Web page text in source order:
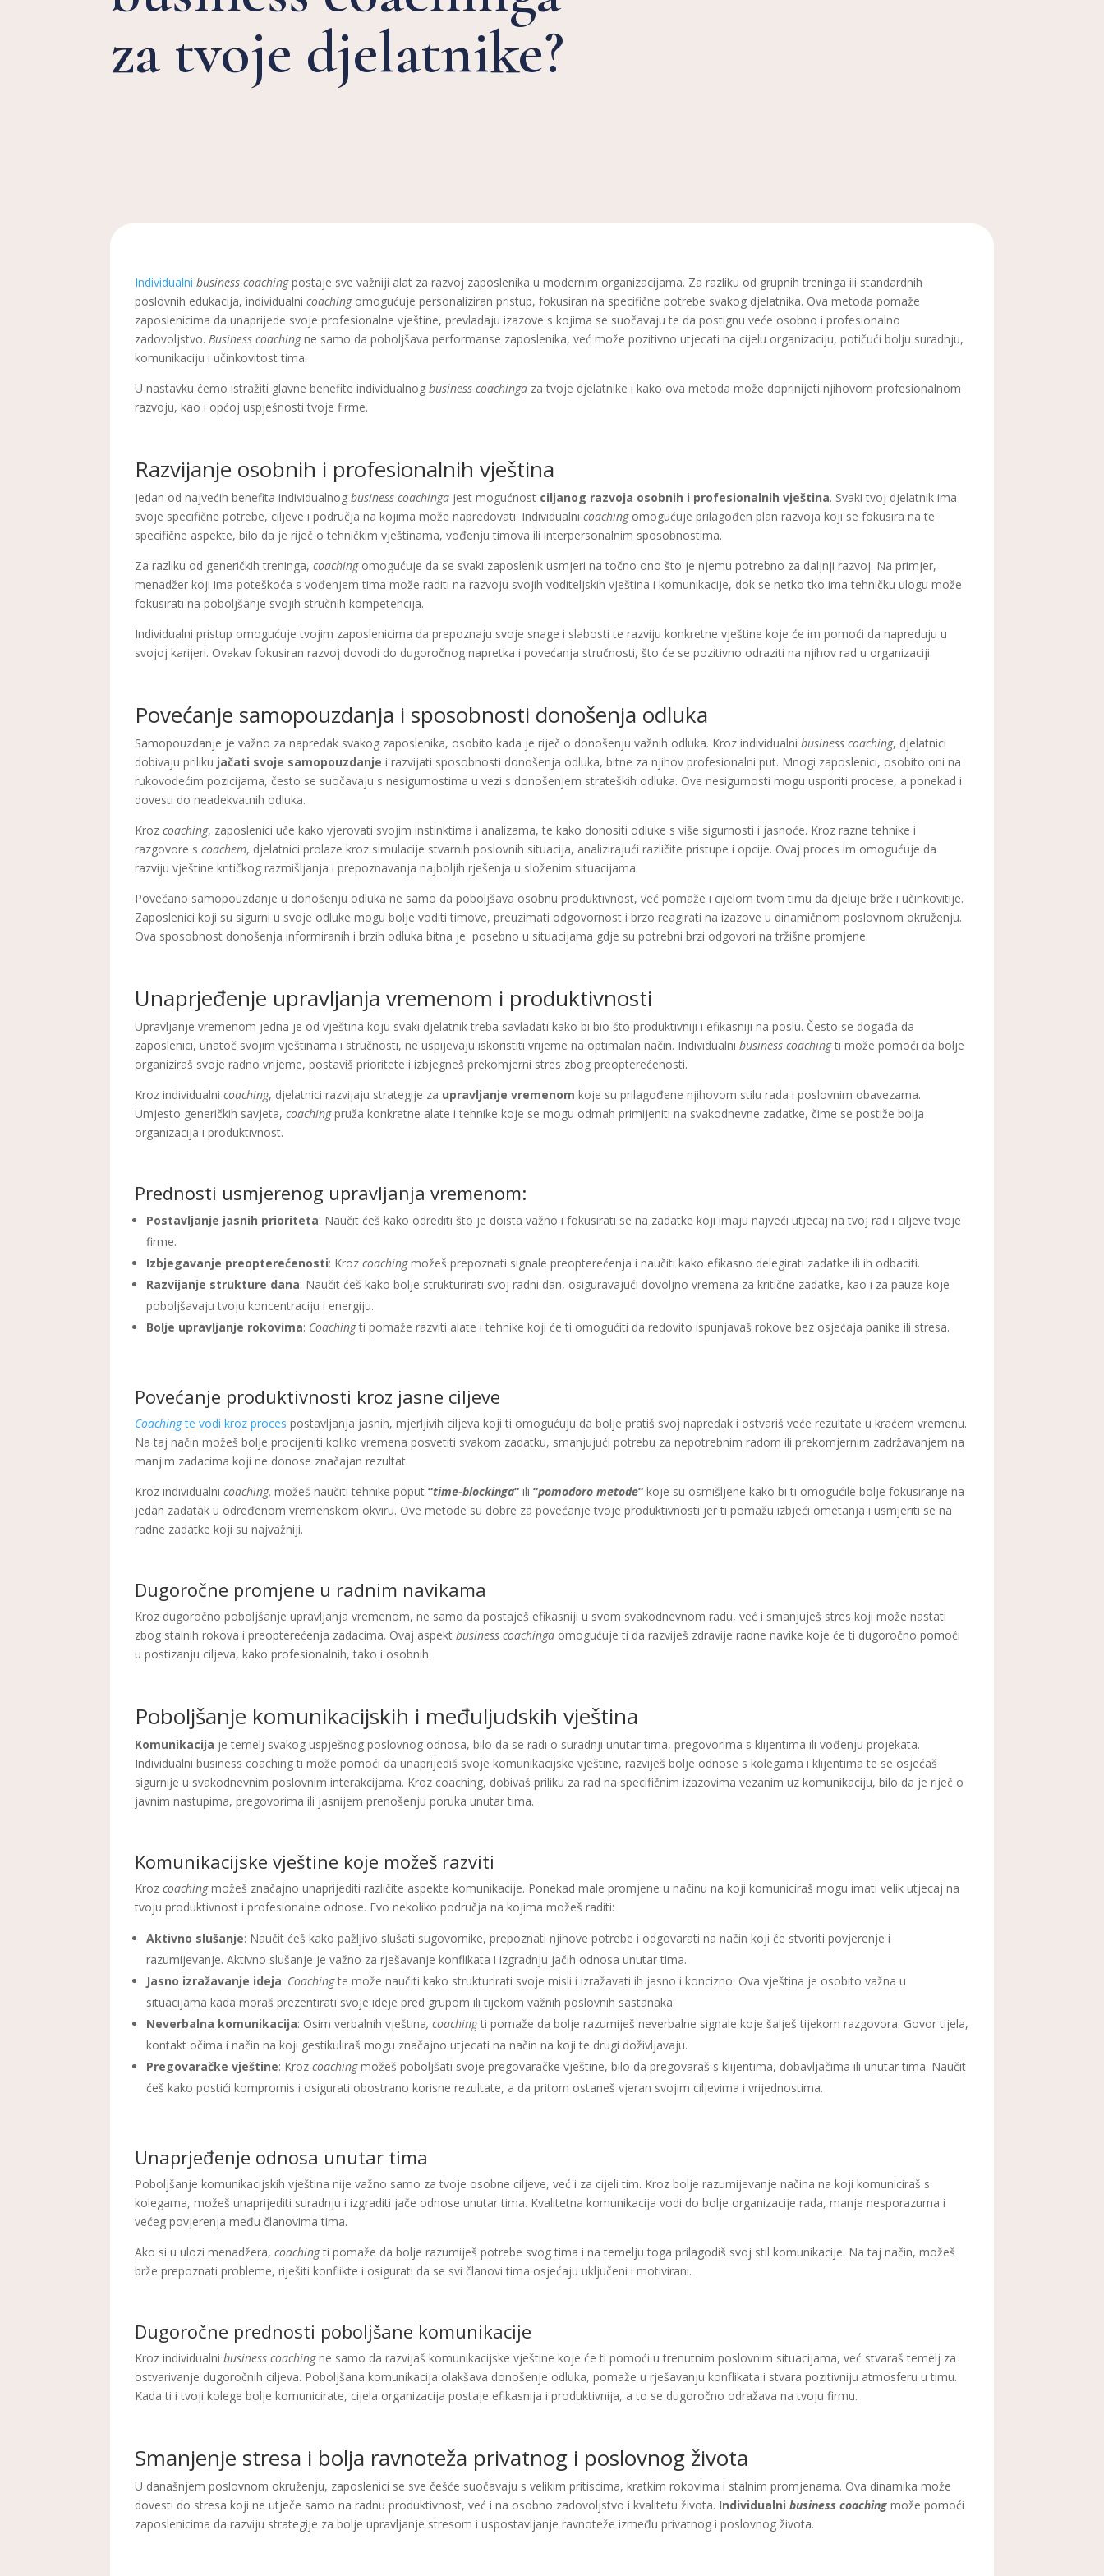
za tvoje djelatnike?
Individualnibusiness coachingpostaje sve važniji alat za razvoj zaposlenika u modernim organizacijama. Za razliku od grupnih treninga ili standardnih
poslovnih edukacija, individualnicoachingomogućuje personaliziran pristup, fokusiran na specifične potrebe svakog djelatnika. Ova metoda pomaže
zaposlenicima da unaprijede svoje profesionalne vještine, prevladaju izazove s kojima se suočavaju te da postignu veće osobno i profesionalno
zadovoljstvo.Business coachingne samo da poboljšava performanse zaposlenika, već može pozitivno utjecati na cijelu organizaciju, potičući bolju suradnju,
komunikaciju i učinkovitost tima.
U nastavku ćemo istražiti glavne benefite individualnogbusiness coachinga za tvoje djelatnike i kako ova metoda može doprinijeti njihovom profesionalnom
razvoju, kao i općoj uspješnosti tvoje firme.
Razvijanje osobnih i profesionalnih vještina
Jedan od najvećih benefita individualnogbusiness coachinga jest mogućnost ciljanog razvoja osobnih i profesionalnih vještina. Svaki tvoj djelatnik ima
svoje specifične potrebe, ciljeve i područja na kojima može napredovati. Individualnicoachingomogućuje prilagođen plan razvoja koji se fokusira na te
specifične aspekte, bilo da je riječ o tehničkim vještinama, vođenju timova ili interpersonalnim sposobnostima.
Za razliku od generičkih treninga,coachingomogućuje da se svaki zaposlenik usmjeri na točno ono što je njemu potrebno za daljnji razvoj. Na primjer,
menadžer koji ima poteškoća s vođenjem tima može raditi na razvoju svojih voditeljskih vještina i komunikacije, dok se netko tko ima tehničku ulogu može
fokusirati na poboljšanje svojih stručnih kompetencija.
Individualni pristup omogućuje tvojim zaposlenicima da prepoznaju svoje snage i slabosti te razviju konkretne vještine koje će im pomoći da napreduju u
svojoj karijeri. Ovakav fokusiran razvoj dovodi do dugoročnog napretka i povećanja stručnosti, što će se pozitivno odraziti na njihov rad u organizaciji.
Povećanje samopouzdanja i sposobnosti donošenja odluka
Samopouzdanje je važno za napredak svakog zaposlenika, osobito kada je riječ o donošenju važnih odluka. Kroz individualnibusiness coaching, djelatnici
dobivaju priliku jačati svoje samopouzdanje i razvijati sposobnosti donošenja odluka, bitne za njihov profesionalni put. Mnogi zaposlenici, osobito oni na
rukovodećim pozicijama, često se suočavaju s nesigurnostima u vezi s donošenjem strateških odluka. Ove nesigurnosti mogu usporiti procese, a ponekad i
dovesti do neadekvatnih odluka.
Krozcoaching, zaposlenici uče kako vjerovati svojim instinktima i analizama, te kako donositi odluke s više sigurnosti i jasnoće. Kroz razne tehnike i
razgovore scoachem, djelatnici prolaze kroz simulacije stvarnih poslovnih situacija, analizirajući različite pristupe i opcije. Ovaj proces im omogućuje da
razviju vještine kritičkog razmišljanja i prepoznavanja najboljih rješenja u složenim situacijama.
Povećano samopouzdanje u donošenju odluka ne samo da poboljšava osobnu produktivnost, već pomaže i cijelom tvom timu da djeluje brže i učinkovitije.
Zaposlenici koji su sigurni u svoje odluke mogu bolje voditi timove, preuzimati odgovornost i brzo reagirati na izazove u dinamičnom poslovnom okruženju.
Ova sposobnost donošenja informiranih i brzih odluka bitna je posebno u situacijama gdje su potrebni brzi odgovori na tržišne promjene.
Unaprjeđenje upravljanja vremenom i produktivnosti
Upravljanje vremenom jedna je od vještina koju svaki djelatnik treba savladati kako bi bio što produktivniji i efikasniji na poslu. Često se događa da
zaposlenici, unatoč svojim vještinama i stručnosti, ne uspijevaju iskoristiti vrijeme na optimalan način. Individualnibusiness coachingti može pomoći da bolje
organiziraš svoje radno vrijeme, postaviš prioritete i izbjegneš prekomjerni stres zbog preopterećenosti.
Kroz individualnicoaching, djelatnici razvijaju strategije za upravljanje vremenom koje su prilagođene njihovom stilu rada i poslovnim obavezama.
Umjesto generičkih savjeta,coachingpruža konkretne alate i tehnike koje se mogu odmah primijeniti na svakodnevne zadatke, čime se postiže bolja
organizacija i produktivnost.
Prednosti usmjerenog upravljanja vremenom:
Postavljanje jasnih prioriteta: Naučit ćeš kako odrediti što je doista važno i fokusirati se na zadatke koji imaju najveći utjecaj na tvoj rad i ciljeve tvoje
firme.
Izbjegavanje preopterećenosti: Krozcoachingmožeš prepoznati signale preopterećenja i naučiti kako efikasno delegirati zadatke ili ih odbaciti.
Razvijanje strukture dana: Naučit ćeš kako bolje strukturirati svoj radni dan, osiguravajući dovoljno vremena za kritične zadatke, kao i za pauze koje
poboljšavaju tvoju koncentraciju i energiju.
Bolje upravljanje rokovima: Coachingti pomaže razviti alate i tehnike koji će ti omogućiti da redovito ispunjavaš rokove bez osjećaja panike ili stresa.
Povećanje produktivnosti kroz jasne ciljeve
Coachingte vodi kroz proces postavljanja jasnih, mjerljivih ciljeva koji ti omogućuju da bolje pratiš svoj napredak i ostvariš veće rezultate u kraćem vremenu.
Na taj način možeš bolje procijeniti koliko vremena posvetiti svakom zadatku, smanjujući potrebu za nepotrebnim radom ili prekomjernim zadržavanjem na
manjim zadacima koji ne donose značajan rezultat.
Kroz individualnicoaching, možeš naučiti tehnike poput“time-blockinga“ ili“pomodoro metode“ koje su osmišljene kako bi ti omogućile bolje fokusiranje na
jedan zadatak u određenom vremenskom okviru. Ove metode su dobre za povećanje tvoje produktivnosti jer ti pomažu izbjeći ometanja i usmjeriti se na
radne zadatke koji su najvažniji.
Dugoročne promjene u radnim navikama
Kroz dugoročno poboljšanje upravljanja vremenom, ne samo da postaješ efikasniji u svom svakodnevnom radu, već i smanjuješ stres koji može nastati
zbog stalnih rokova i preopterećenja zadacima. Ovaj aspektbusiness coachinga omogućuje ti da razviješ zdravije radne navike koje će ti dugoročno pomoći
u postizanju ciljeva, kako profesionalnih, tako i osobnih.
Poboljšanje komunikacijskih i međuljudskih vještina
Komunikacija je temelj svakog uspješnog poslovnog odnosa, bilo da se radi o suradnji unutar tima, pregovorima s klijentima ili vođenju projekata.
Individualni business coaching ti može pomoći da unaprijediš svoje komunikacijske vještine, razviješ bolje odnose s kolegama i klijentima te se osjećaš
sigurnije u svakodnevnim poslovnim interakcijama. Kroz coaching, dobivaš priliku za rad na specifičnim izazovima vezanim uz komunikaciju, bilo da je riječ o
javnim nastupima, pregovorima ili jasnijem prenošenju poruka unutar tima.
Komunikacijske vještine koje možeš razviti
Krozcoachingmožeš značajno unaprijediti različite aspekte komunikacije. Ponekad male promjene u načinu na koji komuniciraš mogu imati velik utjecaj na
tvoju produktivnost i profesionalne odnose. Evo nekoliko područja na kojima možeš raditi:
Aktivno slušanje: Naučit ćeš kako pažljivo slušati sugovornike, prepoznati njihove potrebe i odgovarati na način koji će stvoriti povjerenje i
razumijevanje. Aktivno slušanje je važno za rješavanje konflikata i izgradnju jačih odnosa unutar tima.
Jasno izražavanje ideja: Coachingte može naučiti kako strukturirati svoje misli i izražavati ih jasno i koncizno. Ova vještina je osobito važna u
situacijama kada moraš prezentirati svoje ideje pred grupom ili tijekom važnih poslovnih sastanaka.
Neverbalna komunikacija: Osim verbalnih vještina, coachingti pomaže da bolje razumiješ neverbalne signale koje šalješ tijekom razgovora. Govor tijela,
kontakt očima i način na koji gestikuliraš mogu značajno utjecati na način na koji te drugi doživljavaju.
Pregovaračke vještine: Krozcoachingmožeš poboljšati svoje pregovaračke vještine, bilo da pregovaraš s klijentima, dobavljačima ili unutar tima. Naučit
ćeš kako postići kompromis i osigurati obostrano korisne rezultate, a da pritom ostaneš vjeran svojim ciljevima i vrijednostima.
Unaprjeđenje odnosa unutar tima
Poboljšanje komunikacijskih vještina nije važno samo za tvoje osobne ciljeve, već i za cijeli tim. Kroz bolje razumijevanje načina na koji komuniciraš s
kolegama, možeš unaprijediti suradnju i izgraditi jače odnose unutar tima. Kvalitetna komunikacija vodi do bolje organizacije rada, manje nesporazuma i
većeg povjerenja među članovima tima.
Ako si u ulozi menadžera,coachingti pomaže da bolje razumiješ potrebe svog tima i na temelju toga prilagodiš svoj stil komunikacije. Na taj način, možeš
brže prepoznati probleme, riješiti konflikte i osigurati da se svi članovi tima osjećaju uključeni i motivirani.
Dugoročne prednosti poboljšane komunikacije
Kroz individualnibusiness coachingne samo da razvijaš komunikacijske vještine koje će ti pomoći u trenutnim poslovnim situacijama, već stvaraš temelj za
ostvarivanje dugoročnih ciljeva. Poboljšana komunikacija olakšava donošenje odluka, pomaže u rješavanju konflikata i stvara pozitivniju atmosferu u timu.
Kada ti i tvoji kolege bolje komunicirate, cijela organizacija postaje efikasnija i produktivnija, a to se dugoročno odražava na tvoju firmu.
Smanjenje stresa i bolja ravnoteža privatnog i poslovnog života
U današnjem poslovnom okruženju, zaposlenici se sve češće suočavaju s velikim pritiscima, kratkim rokovima i stalnim promjenama. Ova dinamika može
dovesti do stresa koji ne utječe samo na radnu produktivnost, već i na osobno zadovoljstvo i kvalitetu života. Individualnibusiness coaching može pomoći
zaposlenicima da razviju strategije za bolje upravljanje stresom i uspostavljanje ravnoteže između privatnog i poslovnog života.